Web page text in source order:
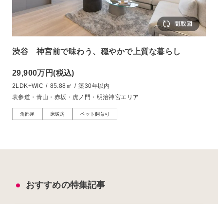
渋谷 神宮前で味わう、穏やかで上質な暮らし
29,900万円(税込)
2LDK+WIC / 85.88㎡ / 築30年以内
表参道・青山・赤坂・虎ノ門・明治神宮エリア
角部屋 床暖房 ペット飼育可
おすすめの特集記事